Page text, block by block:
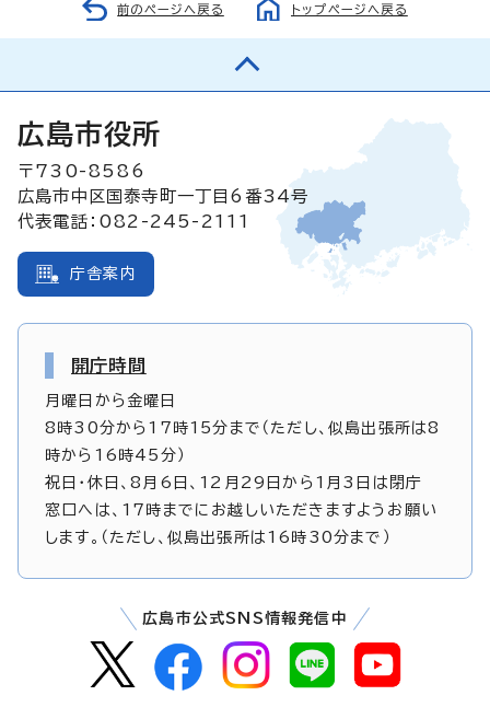
前のページへ戻る トップページへ戻る
広島市役所
〒730-8586
広島市中区国泰寺町一丁目6番34号
代表電話：082-245-2111
庁舎案内
開庁時間
月曜日から金曜日
8時30分から17時15分まで（ただし、似島出張所は8
時から16時45分）
祝日・休日、8月6日、12月29日から1月3日は閉庁
窓口へは、17時までにお越しいただきますようお願い
します。（ただし、似島出張所は16時30分まで）
広島市公式SNS情報発信中